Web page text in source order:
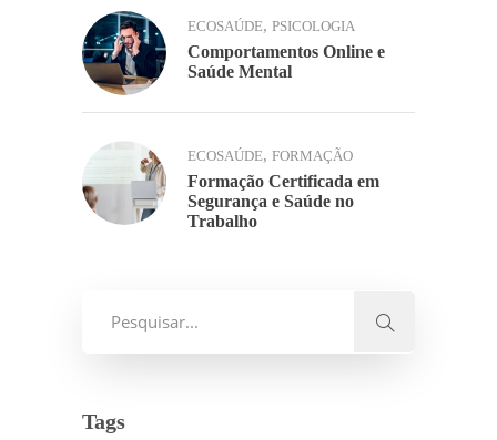
ECOSAÚDE, PSICOLOGIA
Comportamentos Online e
Saúde Mental
ECOSAÚDE, FORMAÇÃO
Formação Certificada em
Segurança e Saúde no
Trabalho
Tags